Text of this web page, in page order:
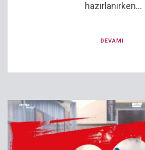
hazırlanırken...
DEVAMI